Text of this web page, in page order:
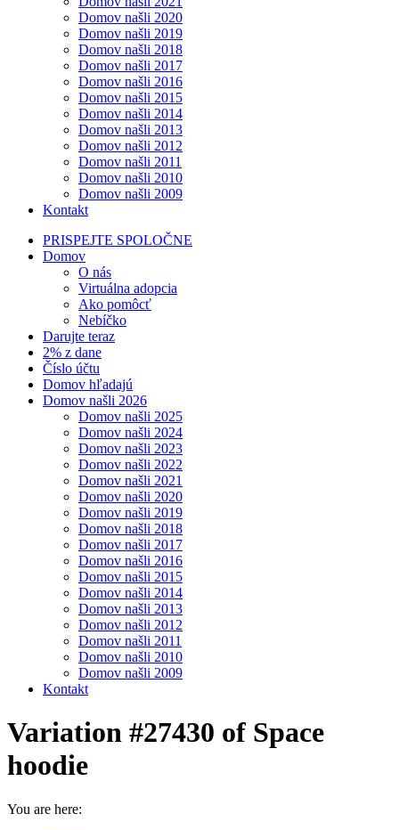
Domov našli 2020
Domov našli 2019
Domov našli 2018
Domov našli 2017
Domov našli 2016
Domov našli 2015
Domov našli 2014
Domov našli 2013
Domov našli 2012
Domov našli 2011
Domov našli 2010
Domov našli 2009
Kontakt
PRISPEJTE SPOLOČNE
Domov
O nás
Virtuálna adopcia
Ako pomôcť
Nebíčko
Darujte teraz
2% z dane
Číslo účtu
Domov hľadajú
Domov našli 2026
Domov našli 2025
Domov našli 2024
Domov našli 2023
Domov našli 2022
Domov našli 2021
Domov našli 2020
Domov našli 2019
Domov našli 2018
Domov našli 2017
Domov našli 2016
Domov našli 2015
Domov našli 2014
Domov našli 2013
Domov našli 2012
Domov našli 2011
Domov našli 2010
Domov našli 2009
Kontakt
Variation #27430 of Space
hoodie
You are here: